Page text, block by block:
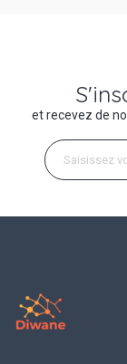
et recevez de